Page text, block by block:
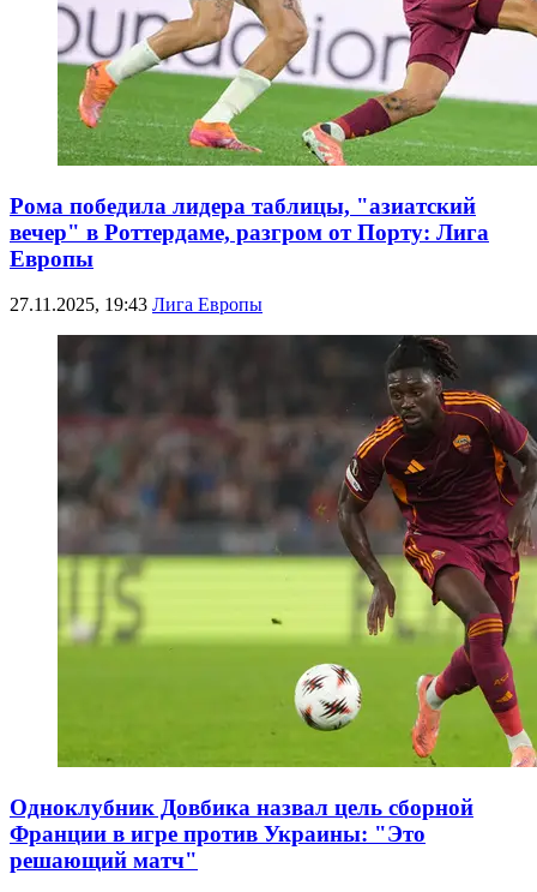
Рома победила лидера таблицы, "азиатский
вечер" в Роттердаме, разгром от Порту: Лига
Европы
27.11.2025, 19:43 Лига Европы
Одноклубник Довбика назвал цель сборной
Франции в игре против Украины: "Это
решающий матч"